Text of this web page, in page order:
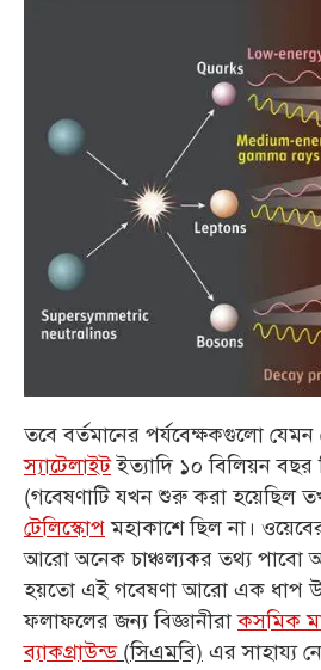
তবে বর্তমানের পর্যবেক্ষকগুলো যেমন
স্যাটেলাইটইত্যাদি ১০ বিলিয়ন বছর
(গবেষণাটি যখন শুরু করা হয়েছিল
টেলিস্কোপমহাকাশে ছিল না।
আরো অনেক চাঞ্চল্যকর তথ্য পাবো
হয়তো এই গবেষণা আরো এক ধাপ
ফলাফলের জন্য বিজ্ঞানীরাকসমিক
ব্যাকগ্রাউন্ড(সিএমবি) এর সাহায্য